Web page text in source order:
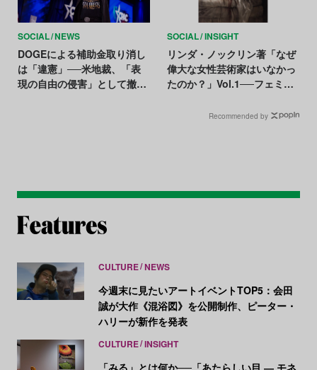
SOCIAL NEWS
DOGEによる補助金取り消し
は「違憲」──米地裁、「表
現の自由の侵害」として撤回
SOCIAL INSIGHT
リンダ・ノックリン著「なぜ
偉大な女性芸術家はいなかっ
たのか？」Vol.1──フェミニ
い【アートで祝う国際女性デ
Recommended by
CULTURE NEWS
今週末に見たいアートイベントTOP5：会田
誠が大作《混浴図》を公開制作、ピーター・
ハリーが新作を発表
CULTURE INSIGHT
「みる」とは何か──「あたらしい目 ― モネ